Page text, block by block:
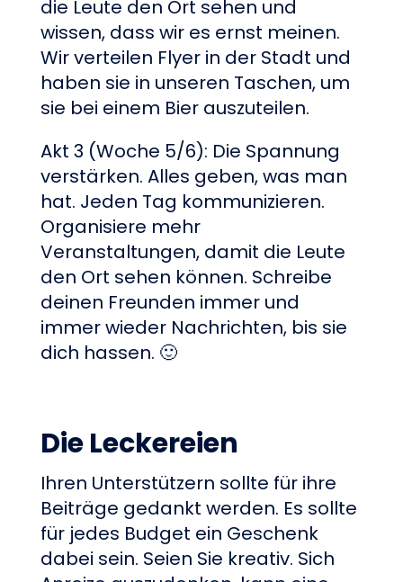
die Leute den Ort sehen und
wissen, dass wir es ernst meinen.
Wir verteilen Flyer in der Stadt und
haben sie in unseren Taschen, um
sie bei einem Bier auszuteilen.
Akt 3 (Woche 5/6): Die Spannung
verstärken. Alles geben, was man
hat. Jeden Tag kommunizieren.
Organisiere mehr
Veranstaltungen, damit die Leute
den Ort sehen können. Schreibe
deinen Freunden immer und
immer wieder Nachrichten, bis sie
dich hassen. 🙂
Die Leckereien
Ihren Unterstützern sollte für ihre
Beiträge gedankt werden. Es sollte
für jedes Budget ein Geschenk
dabei sein. Seien Sie kreativ. Sich